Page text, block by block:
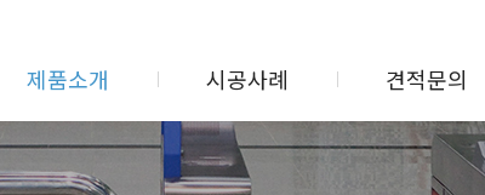
제품소개 시공사례 견적문의